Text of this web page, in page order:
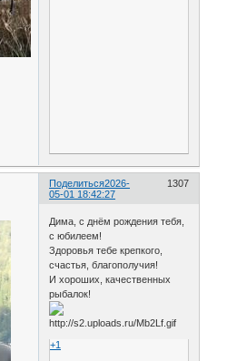
Поделиться 1307
2026-
05-01 18:42:27
Дима, с днём рождения тебя,
с юбилеем!
Здоровья тебе крепкого,
счастья, благополучия!
И хороших, качественных
рыбалок!
+1